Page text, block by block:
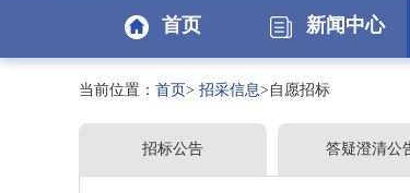
首页 新闻中心
当前位置： 首页> 招采信息>自愿招标
招标公告 答疑澄清公